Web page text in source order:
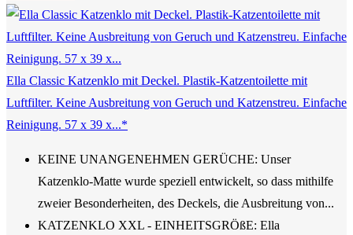
Ella Classic Katzenklo mit Deckel. Plastik-Katzentoilette mit
Luftfilter. Keine Ausbreitung von Geruch und Katzenstreu. Einfache
Reinigung. 57 x 39 x...*
KEINE UNANGENEHMEN GERÜCHE: Unser
Katzenklo-Matte wurde speziell entwickelt, so dass mithilfe
zweier Besonderheiten, des Deckels, die Ausbreitung von...
KATZENKLO XXL - EINHEITSGRÖßE: Ella